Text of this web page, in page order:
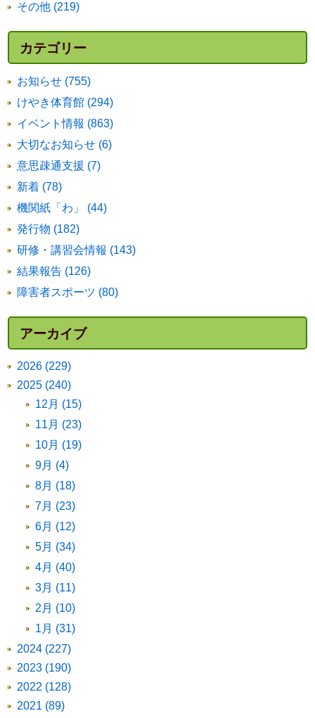
その他 (219)
カテゴリー
お知らせ (755)
けやき体育館 (294)
イベント情報 (863)
大切なお知らせ (6)
意思疎通支援 (7)
新着 (78)
機関紙「わ」 (44)
発行物 (182)
研修・講習会情報 (143)
結果報告 (126)
障害者スポーツ (80)
アーカイブ
2026 (229)
2025 (240)
12月 (15)
11月 (23)
10月 (19)
9月 (4)
8月 (18)
7月 (23)
6月 (12)
5月 (34)
4月 (40)
3月 (11)
2月 (10)
1月 (31)
2024 (227)
2023 (190)
2022 (128)
2021 (89)